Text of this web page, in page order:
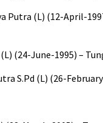
Putra (L) (12-April-
(24-June-1995) –
S.Pd (L) (26-